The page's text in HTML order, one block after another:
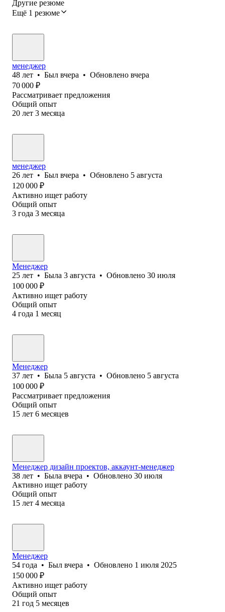
Другие резюме
Ещё 1 резюме
менеджер
48 лет • Был вчера • Обновлено вчера
70 000 ₽
Рассматривает предложения
Общий опыт
20 лет 3 месяца
менеджер
26 лет • Был вчера • Обновлено 5 августа
120 000 ₽
Активно ищет работу
Общий опыт
3 года 3 месяца
Менеджер
25 лет • Была 3 августа • Обновлено 30 июля
100 000 ₽
Активно ищет работу
Общий опыт
4 года 1 месяц
Менеджер
37 лет • Была 5 августа • Обновлено 5 августа
100 000 ₽
Рассматривает предложения
Общий опыт
15 лет 6 месяцев
Менеджер дизайн проектов, аккаунт-менеджер
38 лет • Была вчера • Обновлено 30 июля
Активно ищет работу
Общий опыт
15 лет 4 месяца
Менеджер
54 года • Был вчера • Обновлено 1 июля 2025
150 000 ₽
Активно ищет работу
Общий опыт
21 год 5 месяцев